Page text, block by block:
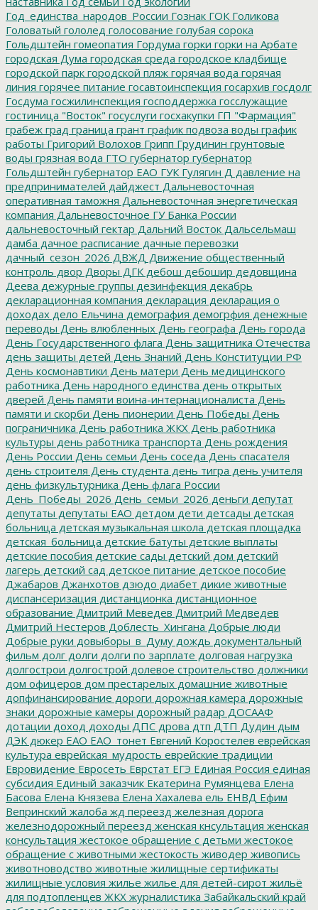
Год_единства_народов_России Гознак ГОК Голикова
Головатый гололед голосование голубая сорока
Гольдштейн гомеопатия Гордума горки горки на Арбате
городская Дума городская среда городское кладбище
городской парк городской пляж горячая вода горячая
линия горячее питание госавтоинспекция госархив госдолг
Госдума госжилинспекция господдержка госслужащие
гостиница "Восток" госуслуги госхакупки ГП "Фармация"
грабеж град граница грант график подвоза воды график
работы Григорий Волохов Грипп Грудинин грунтовые
воды грязная вода ГТО губернатор губернатор
Гольдштейн губернатор ЕАО ГУК Гулягин Д давление на
предпринимателей дайджест Дальневосточная
оперативная таможня Дальневосточная энергетическая
компания Дальневосточное ГУ Банка России
дальневосточный гектар Дальний Восток Дальсельмаш
дамба дачное расписание дачные перевозки
дачный_сезон_2026 ДВЖД Движение общественный
контроль двор Дворы ДГК дебош дебошир дедовщина
Деева дежурные группы дезинфекция декабрь
декларационная компания декларация декларация о
доходах дело Ельчина демография демогрфия денежные
переводы День влюбленных День географа День города
День Государственного флага День защитника Отечества
день защиты детей День Знаний День Конституции РФ
День космонавтики День матери День медицинского
работника День народного единства день открытых
дверей День памяти воина-интернационалиста День
памяти и скорби День пионерии День Победы День
пограничника День работника ЖКХ День работника
культуры день работника транспорта День рождения
День России День семьи День соседа День спасателя
день строителя День студента день тигра день учителя
день физкультурника День флага России
День_Победы_2026 День_семьи_2026 деньги депутат
депутаты депутаты ЕАО детдом дети детсады детская
больница детская музыкальная школа детская площадка
детская_больница детские батуты детские выплаты
детские пособия детские сады детский дом детский
лагерь детский сад детское питание детское пособие
Джабаров Джанхотов дзюдо диабет дикие животные
диспансеризация дистанционка дистанционное
образование Дмитрий Меведев Дмитрий Медведев
Дмитрий Нестеров Доблесть_Хингана Добрые люди
Добрые руки довыборы_в_Думу дождь документальный
фильм долг долги долги по зарплате долговая нагрузка
долгострои долгострой долевое строительство должники
дом офицеров дом престарелых домашние животные
допфинансирование дороги дорожная камера дорожные
знаки дорожные камеры дорожный радар ДОСААФ
дотации доход доходы ДПС дрова дтп ДТП Дудин дым
ДЭК дюкер ЕАО ЕАО_тонет Евгений Коростелев еврейская
культура еврейская_мудрость еврейские традиции
Евровидение Евросеть Еврстат ЕГЭ Единая Россия единая
субсидия Единый заказчик Екатерина Румянцева Елена
Басова Елена Князева Елена Хахалева ель ЕНВД Ефим
Вепринский жалоба жд переезд железная дорога
железнодорожный переезд женская кнсультация женская
консультация жестокое обращение с детьми жестокое
обращение с животными жестокость живодер живопись
животноводство животные жилищные сертификаты
жилищные условия жилье жилье для детей-сирот жильё
для подтопленцев ЖКХ журналистика Забайкальский край